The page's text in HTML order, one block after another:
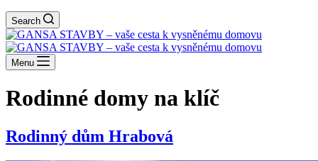
Search
Menu
Rodinné domy na klíč
Rodinný dům Hrabová